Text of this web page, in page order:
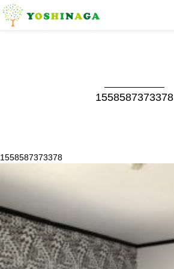
1558587373378
1558587373378